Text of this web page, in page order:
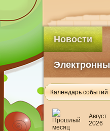
Новости
Календарь событий
Август
2026